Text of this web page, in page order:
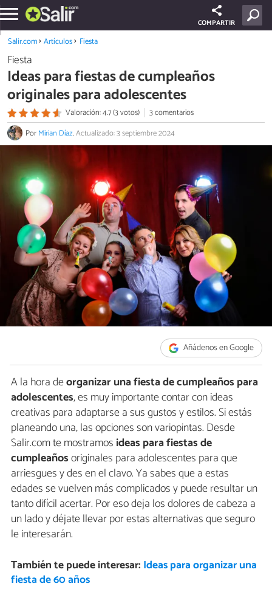
COMPARTIR
Salir.com Artículos Fiesta
Fiesta
Ideas para fiestas de cumpleaños
originales para adolescentes
Valoración: 4.7 (3 votos)
3 comentarios
PorMirian Díaz.Actualizado: 3 septiembre 2024
Añádenos en Google
A la hora deorganizar una fiesta de cumpleaños para
adolescentes, es muy importante contar con ideas
creativas para adaptarse a sus gustos y estilos. Si estás
planeando una, las opciones son variopintas. Desde
Salir.com te mostramos ideas para fiestas de
cumpleañosoriginales para adolescentes para que
arriesgues y des en el clavo. Ya sabes que a estas
edades se vuelven más complicados y puede resultar un
tanto difícil acertar. Por eso deja los dolores de cabeza a
un lado y déjate llevar por estas alternativas que seguro
le interesarán.
También te puede interesar: Ideas para organizar una
fiesta de 60 años